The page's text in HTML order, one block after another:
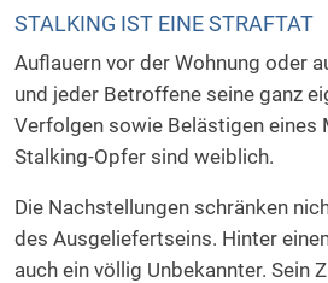
STALKING IST EINE STRAFTAT
Auflauern vor der Wohnung oder
und jeder Betroffene seine ganz
Verfolgen sowie Belästigen eines
Stalking-Opfer sind weiblich.
Die Nachstellungen schränken
des Ausgeliefertseins. Hinter
auch ein völlig Unbekannter. Sein